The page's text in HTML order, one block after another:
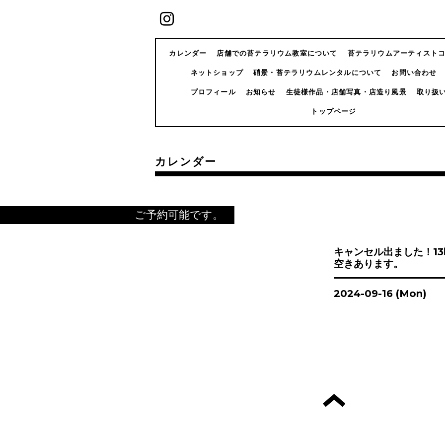
カレンダー 店舗での苔テラリウム教室について 苔テラリウムアーティスト
ネットショップ 硝景・苔テラリウムレンタルについて お問い合わせ
プロフィール お知らせ 生徒様作品・店舗写真・店造り風景 取り扱
トップページ
カレンダー
ご予約可能です。
キャンセル出ました！
空きあります。
2024-09-16 (Mon)